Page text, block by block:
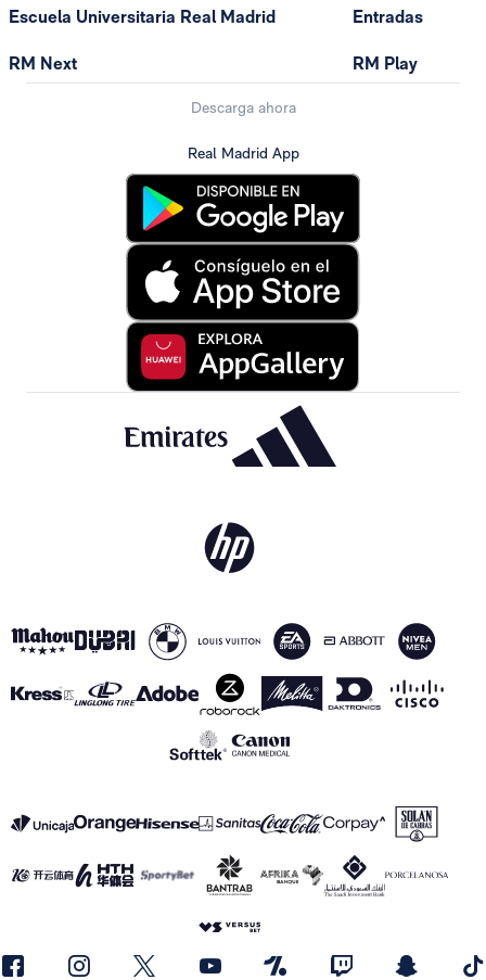
Escuela Universitaria Real Madrid
RM Next
Entradas
RM Play
Descarga ahora
Real Madrid App